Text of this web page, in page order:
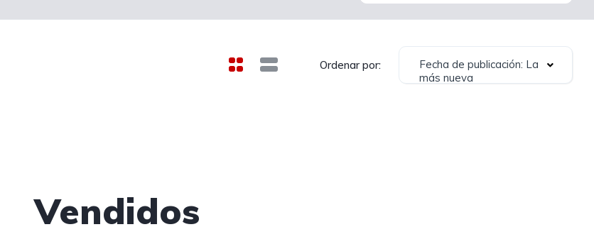
Ordenar por:
Fecha de publicación: La
más nueva
Vendidos